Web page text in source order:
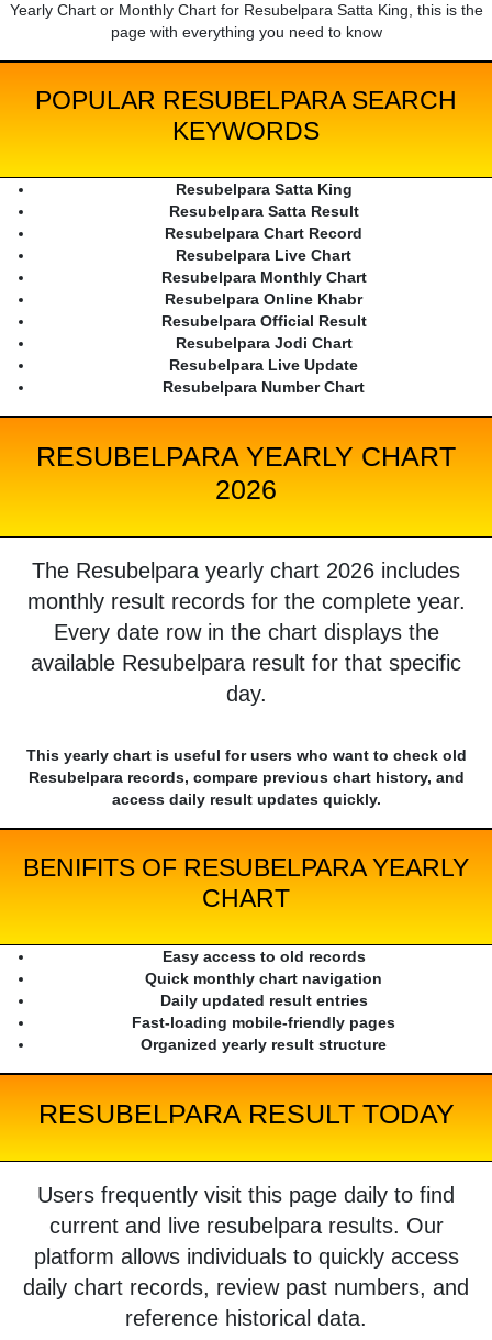
Yearly Chart or Monthly Chart for Resubelpara Satta King, this is the
page with everything you need to know
POPULAR RESUBELPARA SEARCH
KEYWORDS
Resubelpara Satta King
Resubelpara Satta Result
Resubelpara Chart Record
Resubelpara Live Chart
Resubelpara Monthly Chart
Resubelpara Online Khabr
Resubelpara Official Result
Resubelpara Jodi Chart
Resubelpara Live Update
Resubelpara Number Chart
RESUBELPARA YEARLY CHART
2026
The Resubelpara yearly chart 2026 includes
monthly result records for the complete year.
Every date row in the chart displays the
available Resubelpara result for that specific
day.
This yearly chart is useful for users who want to check old
Resubelpara records, compare previous chart history, and
access daily result updates quickly.
BENIFITS OF RESUBELPARA YEARLY
CHART
Easy access to old records
Quick monthly chart navigation
Daily updated result entries
Fast-loading mobile-friendly pages
Organized yearly result structure
RESUBELPARA RESULT TODAY
Users frequently visit this page daily to find
current and live resubelpara results. Our
platform allows individuals to quickly access
daily chart records, review past numbers, and
reference historical data.